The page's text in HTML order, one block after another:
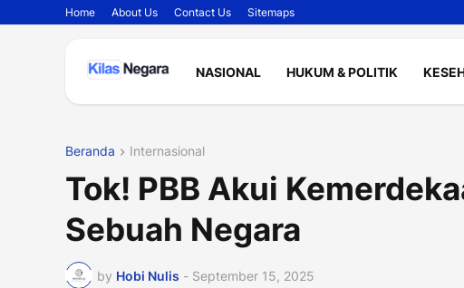
Home About Us Contact Us Sitemaps
NASIONAL HUKUM & POLITIK
Beranda Internasional
Tok! PBB Akui
Sebuah Negara
by Hobi Nulis - September 15, 2025